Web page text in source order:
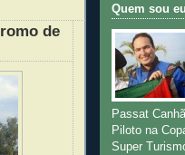
de
Quem sou
Passat
Piloto na
Super